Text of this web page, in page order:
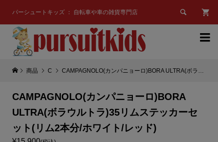
パーシュートキッズ ： 自転車や車の雑貨専門店 

商品 C CAMPAGNOLO(カンパニョーロ)BORA ULTRA(ボラウルトラ)35リムステッカーセット(リム2本分/ホワイト/レッド)
CAMPAGNOLO(カンパニョーロ)BORA
ULTRA(ボラウルトラ)35リムステッカーセ
ット(リム2本分/ホワイト/レッド)